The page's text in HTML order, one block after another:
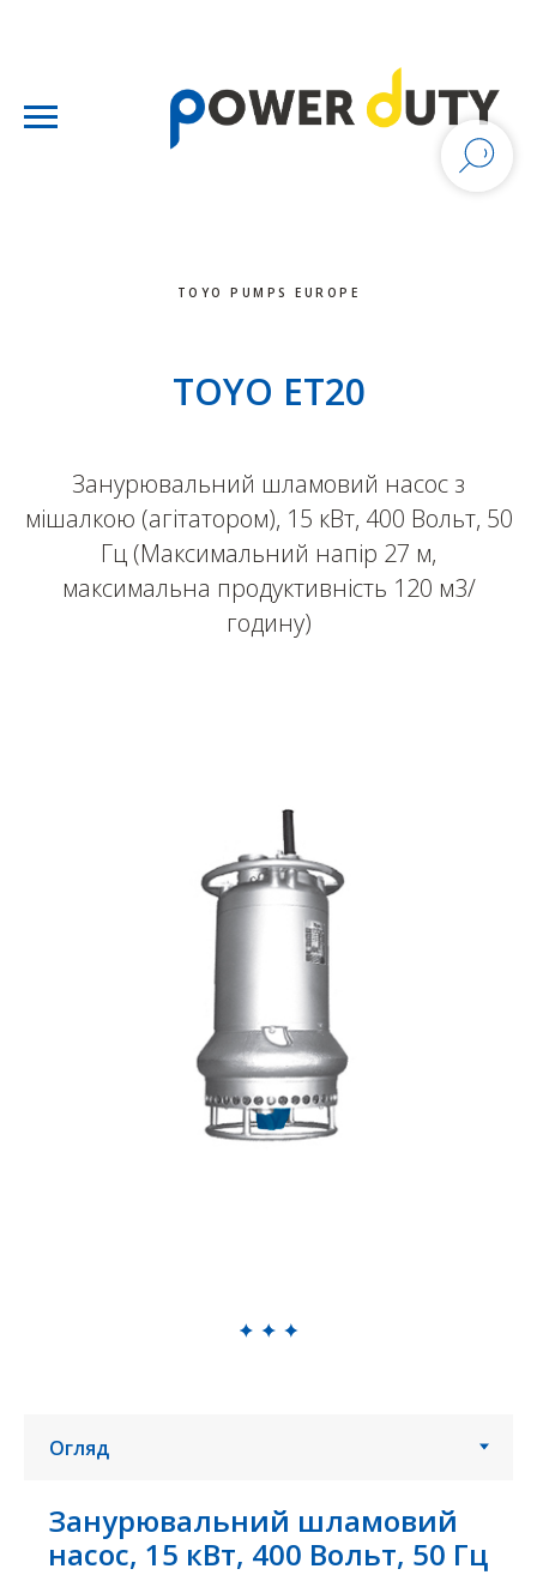
TOYO PUMPS EUROPE
TOYO ET20
Занурювальний шламовий насос з
мішалкою (агітатором), 15 кВт, 400 Вольт, 50
Гц (Максимальний напір 27 м,
максимальна продуктивність 120 м3/
годину)
Занурювальний шламовий
насос, 15 кВт, 400 Вольт, 50 Гц